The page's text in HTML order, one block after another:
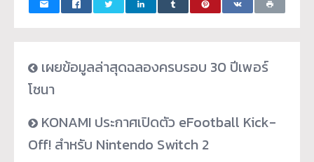
เผยข้อมูลล่าสุดฉลองครบรอบ 30 ปีเพอร์
โซนา
KONAMI ประกาศเปิดตัว eFootball Kick-
Off! สำหรับ Nintendo Switch 2